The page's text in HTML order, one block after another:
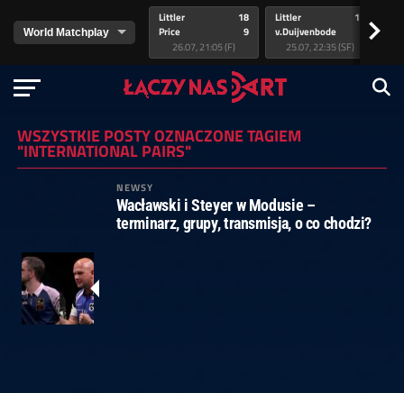
Littler
Price
18
9
26.07, 21:05 (F)
Littler
v.Duijvenbode
17
25.07, 22:35 (SF)
>
WSZYSTKIE POSTY OZNACZONE TAGIEM
"INTERNATIONAL PAIRS"
NEWSY
Wacławski i Steyer w Modusie –
terminarz, grupy, transmisja, o co chodzi?